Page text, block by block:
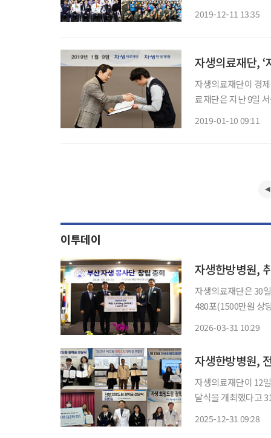
2019-12-11 13:35
자생의료재단,
자생의료재단이 경
료재단은 지난 9일
2019-01-10 09:11
이투데이
자생한방병원,
자생의료재단은 30
480포(1500만원 상당)를 전달했다고
2026-03-31 10:29
자생한방병원,
자생의료재단이 12
달식을 개최했다고 31일 밝혔다. 올해로 12회를 맞은 자
2025-12-31 09:28